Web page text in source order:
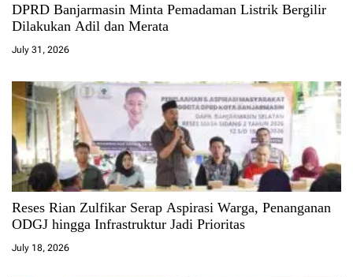
DPRD Banjarmasin Minta Pemadaman Listrik Bergilir
Dilakukan Adil dan Merata
July 31, 2026
Reses Rian Zulfikar Serap Aspirasi Warga, Penanganan
ODGJ hingga Infrastruktur Jadi Prioritas
July 18, 2026